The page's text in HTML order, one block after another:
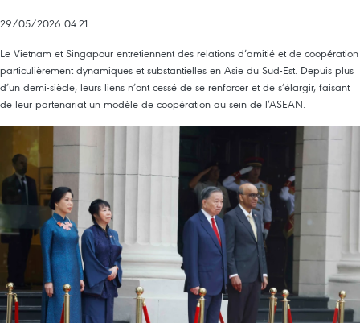
29/05/2026 04:21
Le Vietnam et Singapour entretiennent des relations d’amitié et de coopération
particulièrement dynamiques et substantielles en Asie du Sud-Est. Depuis plus
d’un demi-siècle, leurs liens n’ont cessé de se renforcer et de s’élargir, faisant
de leur partenariat un modèle de coopération au sein de l’ASEAN.